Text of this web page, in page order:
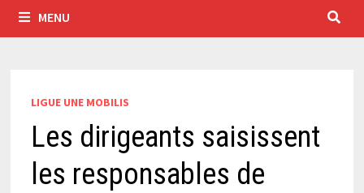
MENU
LIGUE UNE MOBILIS
Les dirigeants saisissent
les responsables de